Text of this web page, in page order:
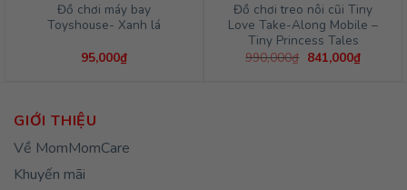
Đồ chơi máy bay
Toyshouse- Xanh lá
95,000₫
Đồ chơi treo nôi cũi Tiny
Love Take-Along Mobile –
Tiny Princess Tales
990,000₫ Giá
841,000₫Giá
hiện
GIỚI THIỆU
Về MomMomCare
Khuyến mãi